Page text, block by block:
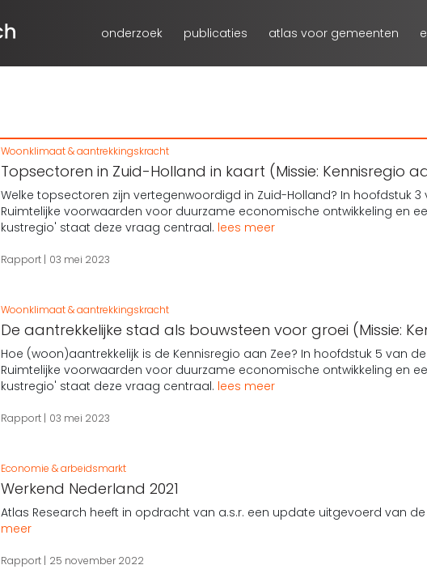
onderzoek publicaties atlas voor gemeenten
Woonklimaat & aantrekkingskracht
Topsectoren in Zuid-Holland in kaart (Missie: Kennisregio
Welke topsectoren zijn vertegenwoordigd in Zuid-Holland? In hoofdstuk
Ruimtelijke voorwaarden voor duurzame economische ontwikkeling en
kustregio' staat deze vraag centraal. lees meer
Rapport 03 mei 2023
Woonklimaat & aantrekkingskracht
De aantrekkelijke stad als bouwsteen voor groei (Missie:
Hoe (woon)aantrekkelijk is de Kennisregio aan Zee? In hoofdstuk 5 van
Ruimtelijke voorwaarden voor duurzame economische ontwikkeling en
kustregio' staat deze vraag centraal. lees meer
Rapport 03 mei 2023
Economie & arbeidsmarkt
Werkend Nederland 2021
Atlas Research heeft in opdracht van a.s.r. een update uitgevoerd van
meer
Rapport 25 november 2022